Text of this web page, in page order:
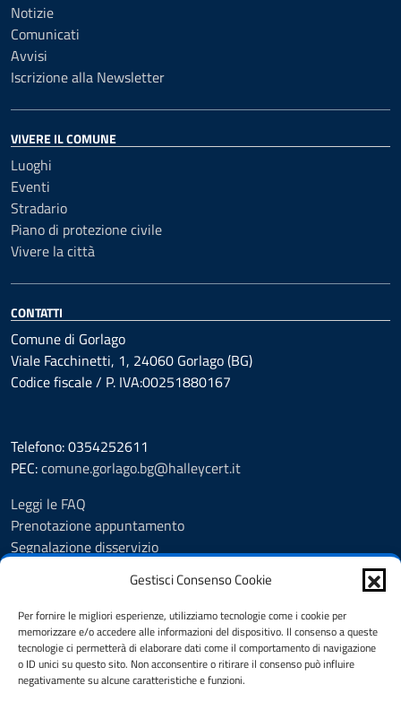
Gestisci Consenso Cookie
Per fornire le migliori esperienze, utilizziamo tecnologie come i cookie per
memorizzare e/o accedere alle informazioni del dispositivo. Il consenso a queste
tecnologie ci permetterà di elaborare dati come il comportamento di navigazione
o ID unici su questo sito. Non acconsentire o ritirare il consenso può influire
negativamente su alcune caratteristiche e funzioni.
Notizie
Comunicati
Avvisi
Iscrizione alla Newsletter
VIVERE IL COMUNE
Luoghi
Eventi
Stradario
Piano di protezione civile
Vivere la città
CONTATTI
Comune di Gorlago
Viale Facchinetti, 1, 24060 Gorlago (BG)
Codice fiscale / P. IVA:00251880167
Telefono: 0354252611
PEC:comune.gorlago.bg@halleycert.it
Leggi le FAQ
Prenotazione appuntamento
Segnalazione disservizio
Cookie Policy
Informativa privacy
Dichiarazione di accessibilità
Note legali